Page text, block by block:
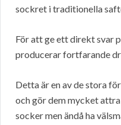
sockret i traditionella
För att ge ett direkt svar
producerar fortfarande
Detta är en av de stora
och gör dem mycket
socker men ändå ha